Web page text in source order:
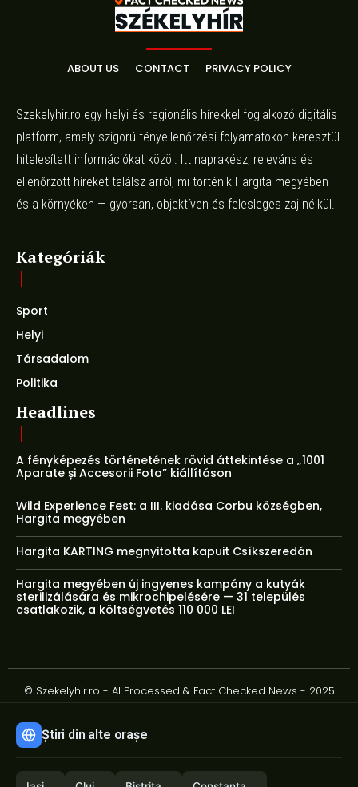
ABOUT US CONTACT PRIVACY POLICY
Szekelyhir.ro egy helyi és regionális hírekkel foglalkozó digitális
platform, amely szigorú tényellenőrzési folyamatokon keresztül
hitelesített információkat közöl. Itt naprakész, releváns és
ellenőrzött híreket találsz arról, mi történik Hargita megyében
és a környéken — gyorsan, objektíven és felesleges zaj nélkül.
Kategóriák
Sport
Helyi
Társadalom
Politika
Headlines
A fényképezés történetének rövid áttekintése a „1001
Aparate și Accesorii Foto” kiállításon
Wild Experience Fest: a III. kiadása Corbu községben,
Hargita megyében
Hargita KARTING megnyitotta kapuit Csíkszeredán
Hargita megyében új ingyenes kampány a kutyák
sterilizálására és mikrochipelésére — 31 település
csatlakozik, a költségvetés 110 000 LEI
© Szekelyhir.ro - AI Processed & Fact Checked News - 2025
Știri din alte orașe